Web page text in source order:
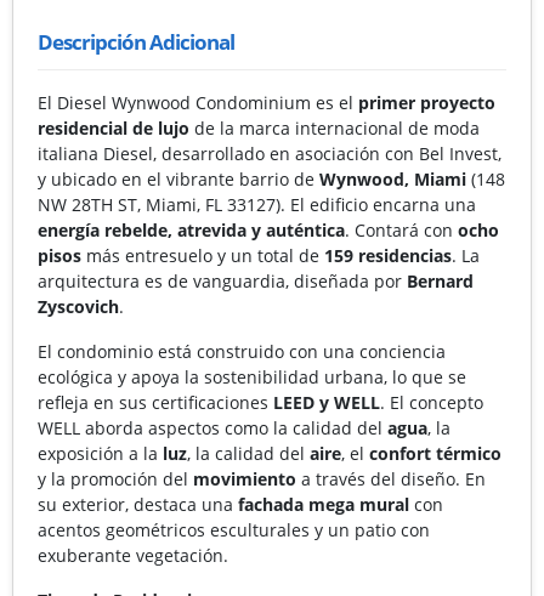
Descripción Adicional
El Diesel Wynwood Condominium es el primer proyecto
residencial de lujo de la marca internacional de moda
italiana Diesel, desarrollado en asociación con Bel Invest,
y ubicado en el vibrante barrio de Wynwood, Miami (148
NW 28TH ST, Miami, FL 33127). El edificio encarna una
energía rebelde, atrevida y auténtica. Contará con ocho
pisos más entresuelo y un total de 159 residencias. La
arquitectura es de vanguardia, diseñada por Bernard
Zyscovich.
El condominio está construido con una conciencia
ecológica y apoya la sostenibilidad urbana, lo que se
refleja en sus certificaciones LEED y WELL. El concepto
WELL aborda aspectos como la calidad del agua, la
exposición a la luz, la calidad del aire, el confort térmico
y la promoción del movimiento a través del diseño. En
su exterior, destaca una fachada mega mural con
acentos geométricos esculturales y un patio con
exuberante vegetación.